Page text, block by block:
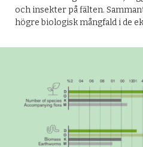
och insekter på fälten.
högre biologisk mångfald i de